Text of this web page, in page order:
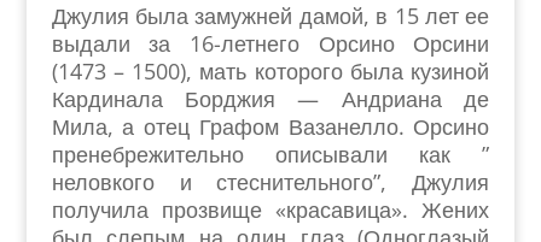
Джулия была замужней дамой, в 15 лет ее
выдали за 16-летнего Орсино Орсини
(1473 – 1500), мать которого была кузиной
Кардинала Борджия — Андриана де
Мила, а отец Графом Вазанелло. Орсино
пренебрежительно описывали как ”
неловкого и стеснительного”, Джулия
получила прозвище «красавица». Жених